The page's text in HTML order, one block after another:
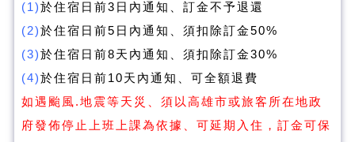
(1)於住宿日前3日內通知、訂金不予退還
(2)於住宿日前5日內通知、須扣除訂金50%
(3)於住宿日前8天內通知、須扣除訂金30%
(4)於住宿日前10天內通知、可全額退費
如遇颱風.地震等天災、須以高雄市或旅客所在地政
府發佈停止上班上課為依據、可延期入住，訂金可保